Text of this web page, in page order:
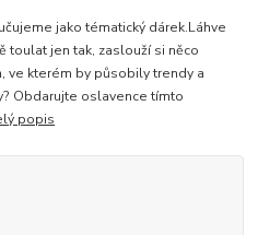
jako tématický dárek.Láhve
toulat jen tak, zaslouží si něco
ve kterém by působily trendy a
Obdarujte oslavence tímto
popis